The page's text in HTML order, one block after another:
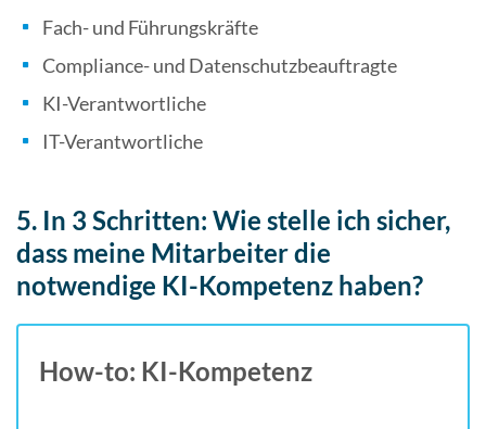
Fach- und Führungskräfte
Compliance- und Datenschutzbeauftragte
KI-Verantwortliche
IT-Verantwortliche
5. In 3 Schritten: Wie stelle ich sicher,
dass meine Mitarbeiter die
notwendige KI-Kompetenz haben?
How-to: KI-Kompetenz